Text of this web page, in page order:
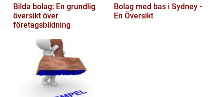
Bilda bolag: En grundlig
översikt över
företagsbildning
Bolag med bas i Sydney -
En Översikt